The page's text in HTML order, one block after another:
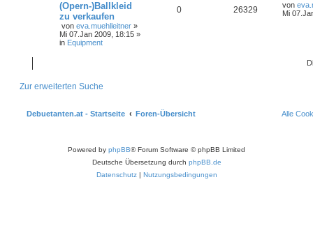
(Opern-)Ballkleid
zu verkaufen
von eva.muehlleitner »
Mi 07.Jan 2009, 18:15 »
in Equipment
0 26329 von
Mi
Zur erweiterten Suche
Debuetanten.at - Startseite Foren-Übersicht Alle
Powered by phpBB® Forum Software © phpBB Limited
Deutsche Übersetzung durch phpBB.de
Datenschutz| Nutzungsbedingungen